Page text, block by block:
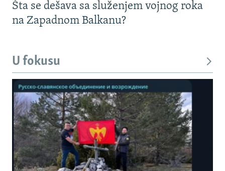
Šta se dešava sa služenjem vojnog roka
na Zapadnom Balkanu?
U fokusu